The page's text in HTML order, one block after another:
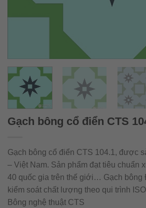
Gạch bông cổ điển CTS
Gạch bông cổ điển CTS 104.1, được
– Việt Nam. Sản phẩm đạt tiêu chuẩn
40 quốc gia trên thế giới… Gạch
kiểm soát chất lượng theo qui trình
Bông nghệ thuật CTS